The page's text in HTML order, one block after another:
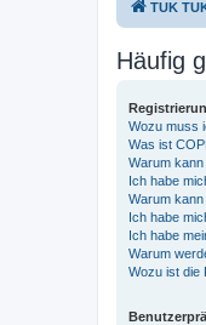
TUK
Häufig
Wozu muss
Was ist
Warum
Ich habe
Warum
Ich habe
Ich habe
Warum
Wozu ist die